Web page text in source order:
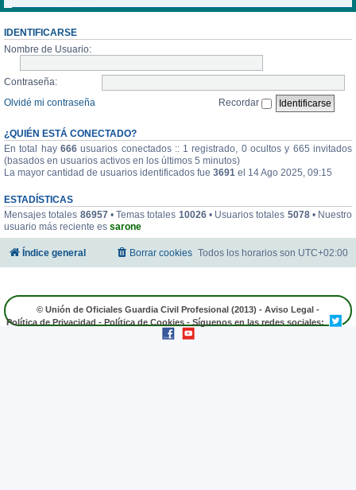
IDENTIFICARSE
Nombre de Usuario:
Contraseña:
Olvidé mi contraseña
Recordar
¿QUIÉN ESTÁ CONECTADO?
En total hay 666usuarios conectados :: 1 registrado, 0 ocultos y 665 invitados
(basados en usuarios activos en los últimos 5 minutos)
La mayor cantidad de usuarios identificados fue 3691 el 14 Ago 2025, 09:15
ESTADÍSTICAS
Mensajes totales 86957• Temas totales 10026• Usuarios totales 5078• Nuestro
usuario más reciente es sarone
Índice general Todos los horarios son UTC+02:00
Borrar cookies
© Unión de Oficiales Guardia Civil Profesional (2013) - Aviso Legal -
Política de Privacidad - Política de Cookies - Síguenos en las redes sociales: